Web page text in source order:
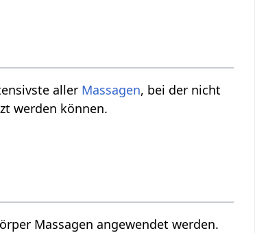
aller Massagen, bei der nicht
werden können.
Massagen angewendet werden.